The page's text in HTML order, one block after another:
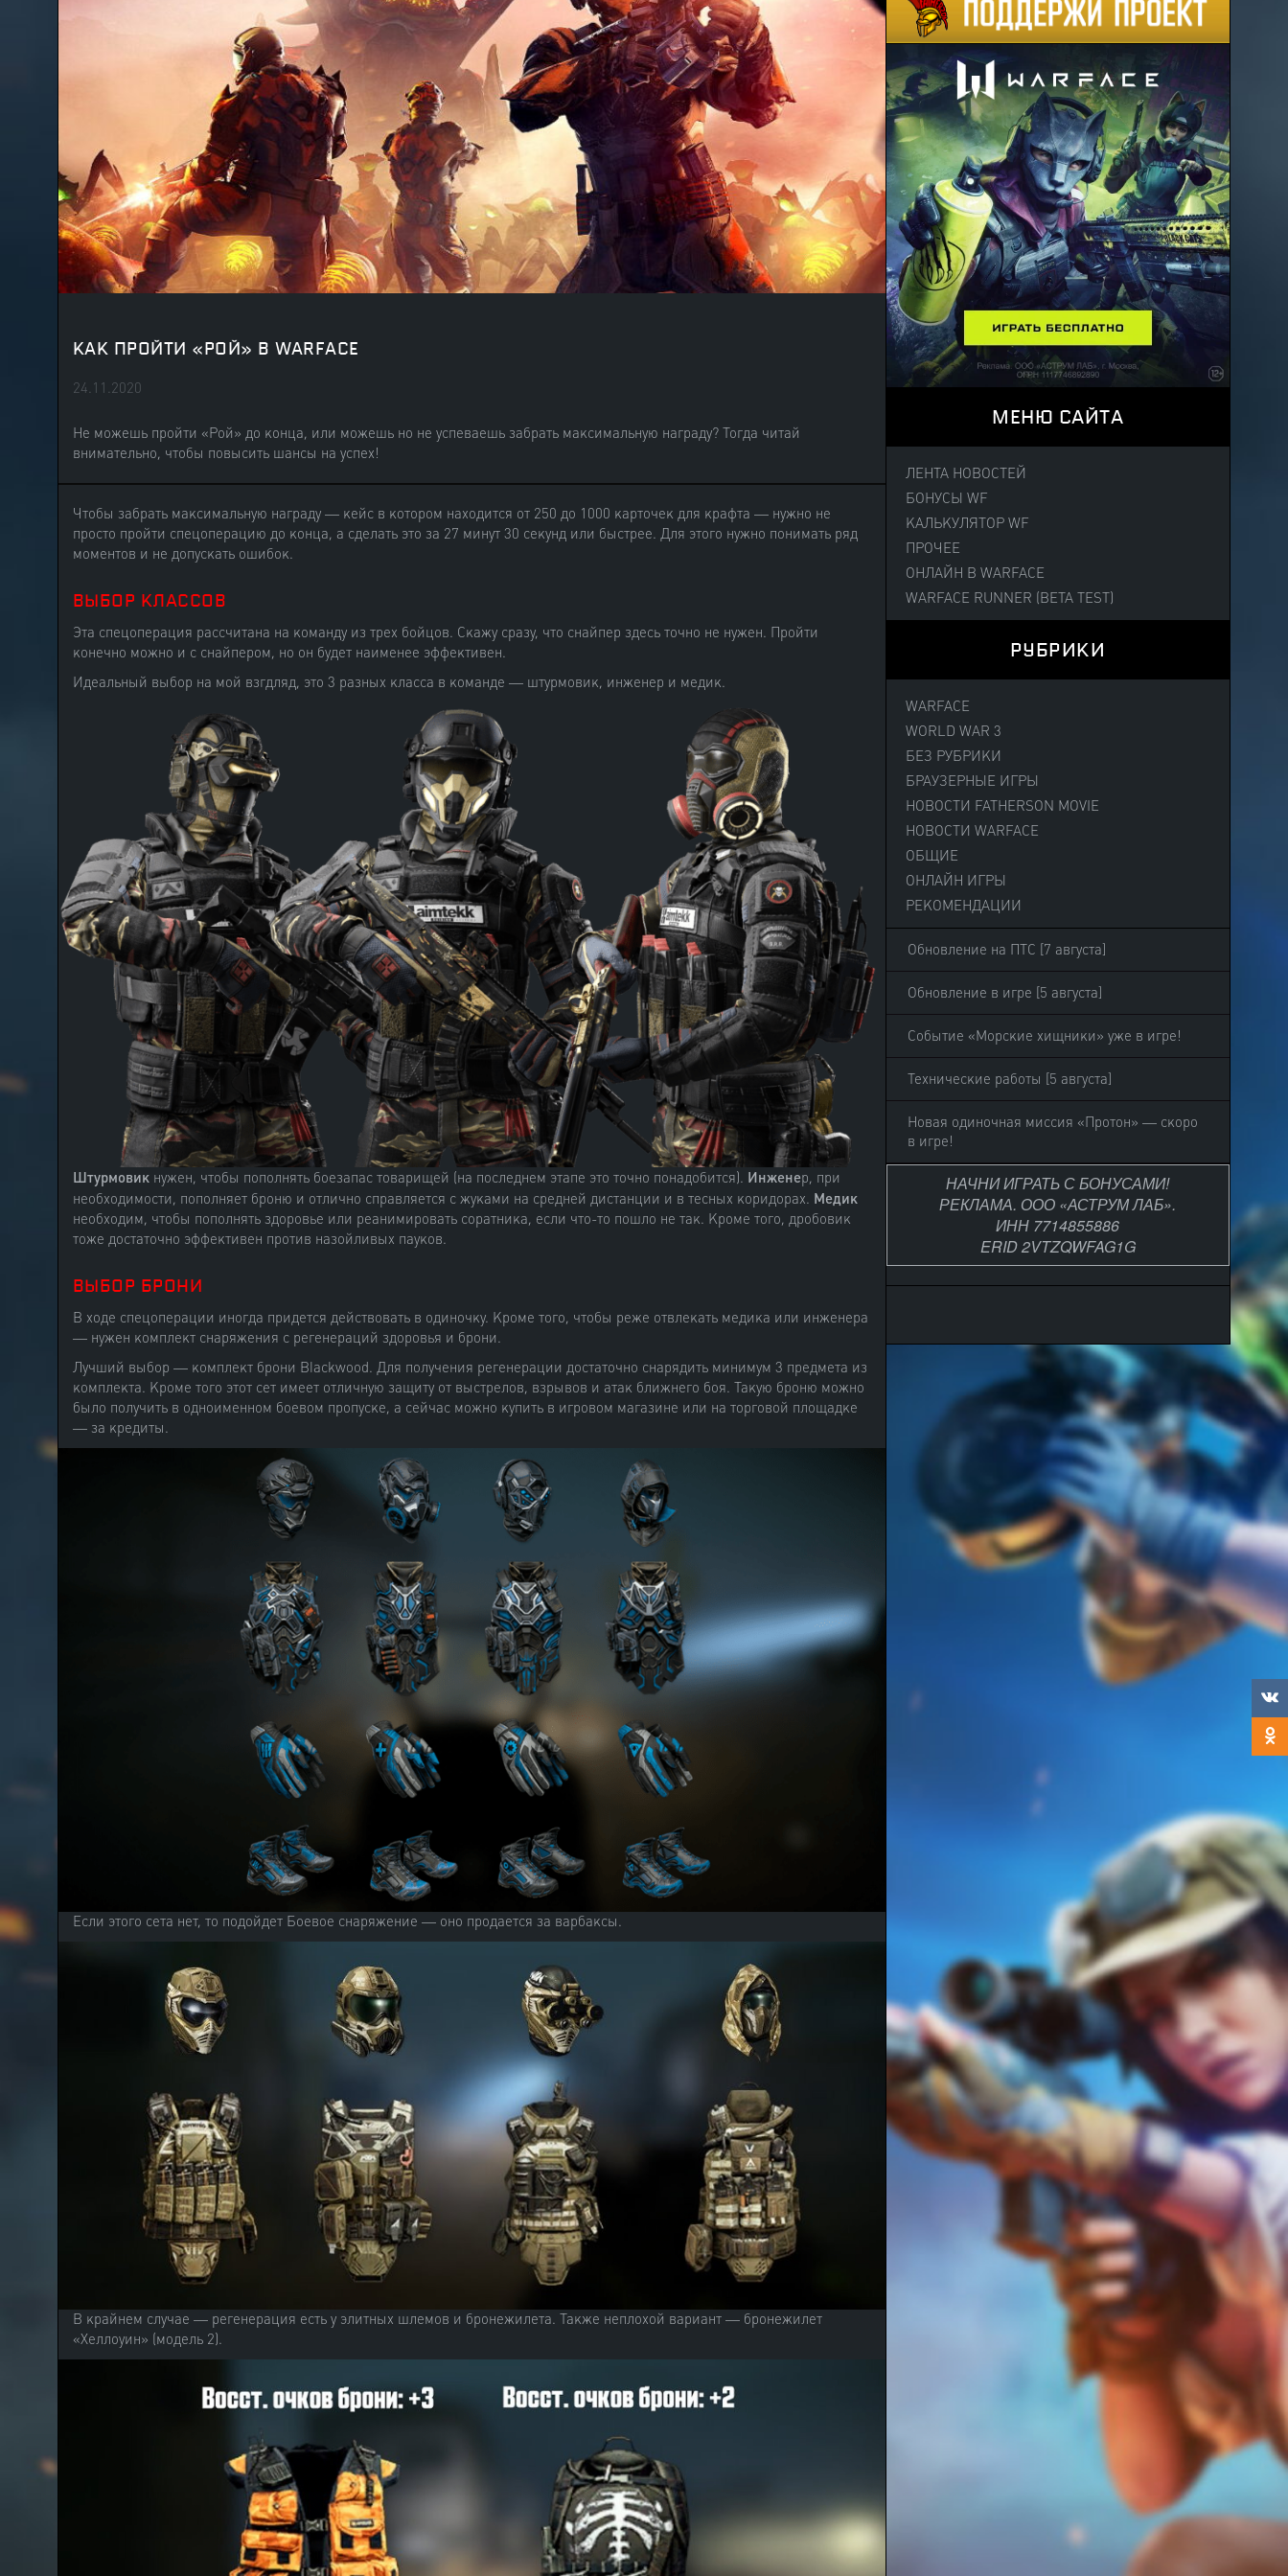
КАК ПРОЙТИ «РОЙ» В WARFACE
24.11.2020
Не можешь пройти «Рой» до конца, или можешь но не успеваешь забрать максимальную награду? Тогда читай
внимательно, чтобы повысить шансы на успех!
Чтобы забрать максимальную награду — кейс в котором находится от 250 до 1000 карточек для крафта — нужно не
просто пройти спецоперацию до конца, а сделать это за 27 минут 30 секунд или быстрее. Для этого нужно понимать ряд
моментов и не допускать ошибок.
ВЫБОР КЛАССОВ
Эта спецоперация рассчитана на команду из трех бойцов. Скажу сразу, что снайпер здесь точно не нужен. Пройти
конечно можно и с снайпером, но он будет наименее эффективен.
Идеальный выбор на мой взгдляд, это 3 разных класса в команде — штурмовик, инженер и медик.
Штурмовикнужен, чтобы пополнять боезапас товарищей (на последнем этапе это точно понадобится). Инженер, при
необходимости, пополняет броню и отлично справляется с жуками на средней дистанции и в тесных коридорах. Медик
необходим, чтобы пополнять здоровье или реанимировать соратника, если что-то пошло не так. Кроме того, дробовик
тоже достаточно эффективен против назойливых пауков.
ВЫБОР БРОНИ
В ходе спецоперации иногда придется действовать в одиночку. Кроме того, чтобы реже отвлекать медика или инженера
— нужен комплект снаряжения с регенераций здоровья и брони.
Лучший выбор — комплект брони Blackwood. Для получения регенерации достаточно снарядить минимум 3 предмета из
комплекта. Кроме того этот сет имеет отличную защиту от выстрелов, взрывов и атак ближнего боя. Такую броню можно
было получить в одноименном боевом пропуске, а сейчас можно купить в игровом магазине или на торговой площадке
— за кредиты.
Если этого сета нет, то подойдет Боевое снаряжение — оно продается за варбаксы.
В крайнем случае — регенерация есть у элитных шлемов и бронежилета. Также неплохой вариант — бронежилет
«Хеллоуин» (модель 2).
МЕНЮ САЙТА
ЛЕНТА НОВОСТЕЙ
БОНУСЫ WF
КАЛЬКУЛЯТОР WF
ПРОЧЕЕ
ОНЛАЙН В WARFACE
WARFACE RUNNER (BETA TEST)
РУБРИКИ
WARFACE
WORLD WAR 3
БЕЗ РУБРИКИ
БРАУЗЕРНЫЕ ИГРЫ
НОВОСТИ FATHERSON MOVIE
НОВОСТИ WARFACE
ОБЩИЕ
ОНЛАЙН ИГРЫ
РЕКОМЕНДАЦИИ
Обновление на ПТС [7 августа]
Обновление в игре [5 августа]
Событие «Морские хищники» уже в игре!
Технические работы [5 августа]
Новая одиночная миссия «Протон» — скоро
в игре!
НАЧНИ ИГРАТЬ С БОНУСАМИ!
РЕКЛАМА. ООО «АСТРУМ ЛАБ».
ИНН 7714855886
ERID 2VTZQWFAG1G